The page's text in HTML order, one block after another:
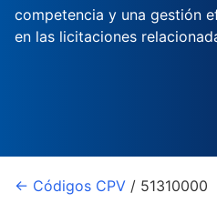
competencia y una gestión
en las licitaciones
← Códigos CPV / 51310000